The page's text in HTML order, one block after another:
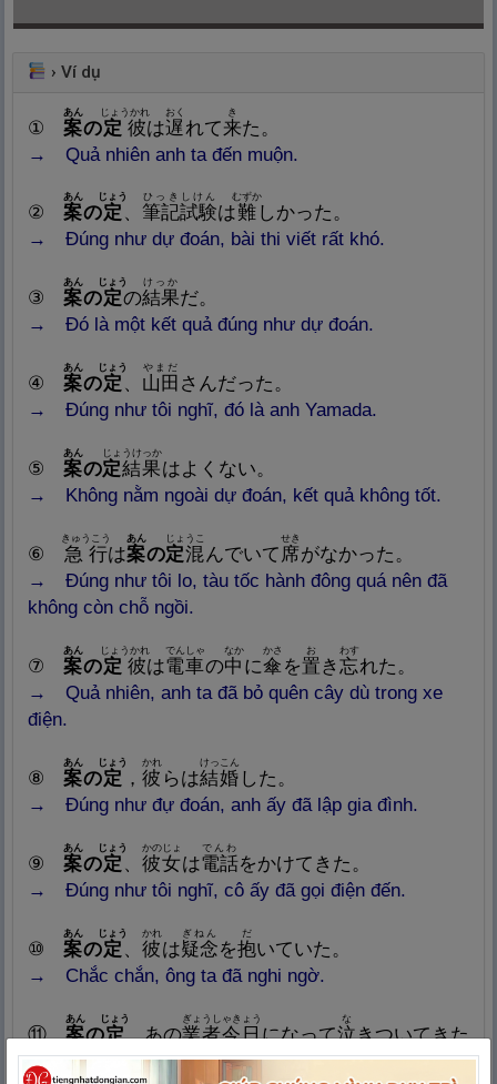
›Ví dụ
① 案
あん
の定 彼
phương
じょうかれ
は遅
quá hạn
おく
れて来
き
た。
→ Quả nhiên anh ta đến muộn.
② 案
あん
の定
じょう
、 筆記試験
ひっきしけん
は難
むずか
しかった。
→ Đúng như dự đoán, bài thi viết rất khó.
③ 案
あん
の定
じょう
の結果
けっか
だ。
→ Đó là một kết quả đúng như dự đoán.
④ 案
あん
の定
じょう
、 山 田
やまだ
さんだった。
→ Đúng như tôi nghĩ, đó là anh Yamada.
⑤ 案
あん
の定結果
じょうけっか
はよくない。
→ Không nằm ngoài dự đoán, kết quả không tốt.
⑥ 急
Nghĩa: Vội vàng, nóng ruột, sốt
行
HẠNG
きゅうこう
は案
あん
の定混
じょうこ
んでいて 席
せき
がなかった。
→ Đúng như tôi lo, tàu tốc hành đông quá nên đã
không còn chỗ ngồi.
⑦ 案
あん
の定 彼
じょうかれ
は電車
でんしゃ
の中
なか
に傘
かさ
を置
お
き 忘
わす
れた。
→ Quả nhiên, anh ta đã bỏ quên cây dù trong xe
điện.
⑧ 案
あん
の定
じょう
， 彼
phương
かれ
らは結婚
けっこん
した。
→ Đúng như đự đoán, anh ấy đã lập gia đình.
⑨ 案
あん
の定
じょう
、 彼
phương
女
かのじょ
は電話
でんわ
をかけてきた。
→ Đúng như tôi nghĩ, cô ấy đã gọi điện đến.
⑩ 案
あん
の定
じょう
、 彼
phương
かれ
は疑念
ぎねん
を抱
だ
いていた。
→ Chắc chắn, ông ta đã nghi ngờ.
⑪案
あん
の定
じょう
、あの業者今日
ぎょうしゃきょう
になって泣
な
きついてきた
よ。